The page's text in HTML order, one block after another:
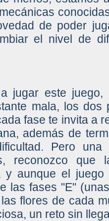
de poder
el nivel de
jugar este
mala, los dos
fase te invita a
además de
Pero
reconozco
y aunque el
las fases "E"
flores de cada
un reto sin